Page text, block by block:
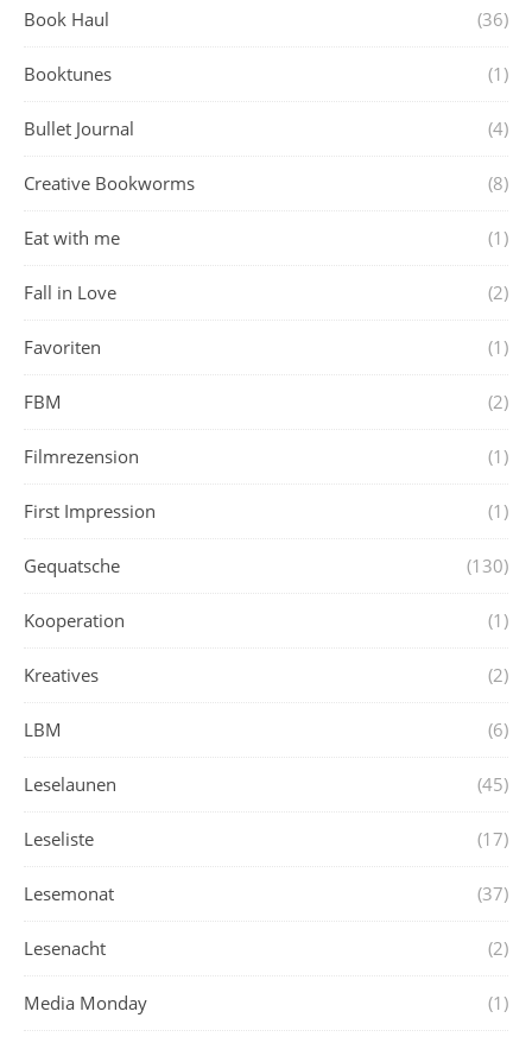
Book Haul (36)
Booktunes (1)
Bullet Journal (4)
Creative Bookworms (8)
Eat with me (1)
Fall in Love (2)
Favoriten (1)
FBM (2)
Filmrezension (1)
First Impression (1)
Gequatsche (130)
Kooperation (1)
Kreatives (2)
LBM (6)
Leselaunen (45)
Leseliste (17)
Lesemonat (37)
Lesenacht (2)
Media Monday (1)